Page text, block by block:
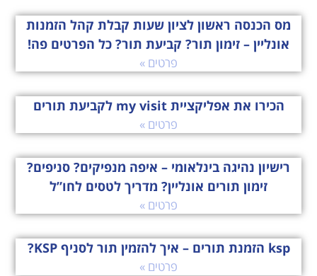
מס הכנסה ראשון לציון שעות קבלת קהל הזמנות
אונליין – זימון תור? קביעת תור? כל הפרטים פה!
פרטים »
הכירו את אפליקציית my visit לקביעת תורים
פרטים »
רישיון נהיגה בינלאומי – איפה מנפיקים? סניפים?
זימון תורים אונליין? מדריך לטסים לחו”ל
פרטים »
ksp הזמנת תורים – איך להזמין תור לסניף KSP?
פרטים »